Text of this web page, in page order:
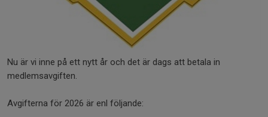
Nu är vi inne på ett nytt år och det är dags att betala in
medlemsavgiften.
Avgifterna för 2026 är enl följande: